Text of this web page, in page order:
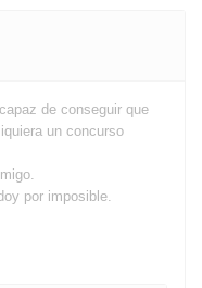
de conseguir que
un concurso
por imposible.